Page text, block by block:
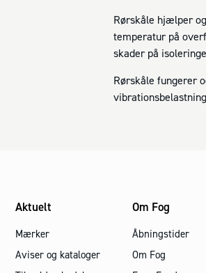
Rørskåle hjælper
temperatur på
skader på
Rørskåle fungerer
Aktuelt
Mærker
Aviser og kataloger
Om Fog
Åbningstider
Om Fog